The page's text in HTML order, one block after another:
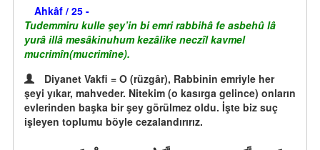
Ahkâf / 25 -
Tudemmiru kulle şey’in bi emri rabbihâ fe asbehû lâ
yurâ illâ mesâkinuhum kezâlike neczîl kavmel
mucrimîn(mucrimîne).
Diyanet Vakfi = O (rüzgâr), Rabbinin emriyle her
şeyi yıkar, mahveder. Nitekim (o kasırga gelince) onların
evlerinden başka bir şey görülmez oldu. İşte biz suç
işleyen toplumu böyle cezalandırırız.